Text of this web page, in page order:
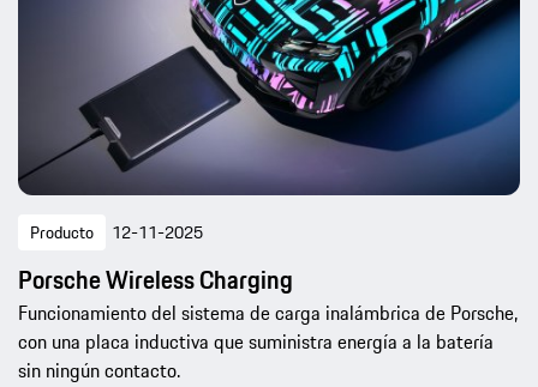
Producto 12-11-2025
Porsche Wireless Charging
Funcionamiento del sistema de carga inalámbrica de Porsche,
con una placa inductiva que suministra energía a la batería
sin ningún contacto.